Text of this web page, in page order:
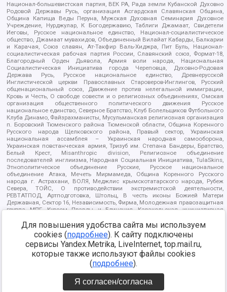
Национал-большевистская партия, ВЕК РА, Рада земли Кубанской Духовно
Родовой Державы Русь, организация Асгардская Славянская Община,
Община Капища Веды Перуна, Мужская Духовная Семинария Духовное
Учреждение, Нурджулар, К Богодержавию, Таблиги Джамаат, Свидетели
Иеговы, Русское национальное единство, Национал-социалистическое
общество, Джамаат мувахидов, Объединенный Вилайат Кабарды, Балкарии
и Карачая, Союз славян, Ат-Такфир Валь-Хиджра, Пит Буль, Национал-
социалистическая рабочая партия России, Славянский союз, Формат-18,
Благородный Орден Дьявола, Армия воли народа, Национальная
Социалистическая Инициатива города Череповца, Духовно-Родовая
Держава Русь, Русское национальное единство, Древнерусской
Инглистической церкви Православных Староверов-Инглингов, Русский
общенациональный союз, Движение против нелегальной иммиграции,
Кровь и Честь, О свободе совести и о религиозных объединениях, Омская
организация общественного политического движения Русское
национальное единство, Северное Братство, Клуб Болельщиков Футбольного
Клуба Динамо, Файзрахманисты, Мусульманская религиозная организация
п. Боровский Тюменского района Тюменской области, Община Коренного
Русского народа Щелковского района, Правый сектор, Украинская
национальная ассамблея – Украинская народная самооборона,
Украинская повстанческая армия, Тризуб им. Степана Бандеры, Братство,
Белый Крест, Misanthropic division, Религиозное объединение
последователей инглиизма, Народная Социальная Инициатива, TulaSkins,
Этнополитическое объединение Русские, Русское национальное
объединение Атака, Мечеть Мирмамеда, Община Коренного Русского
народа г. Астрахани, ВОЛЯ, Меджлис крымскотатарского народа, Рубеж
Севера, ТОЙС, О противодействии экстремистской деятельности,
РЕВТАТПОД, Артподготовка, Штольц, В честь иконы Божией Матери
Державная, Сектор 16, Независимость, Фирма, Молодежная правозащитная
группа МПГ, Курсом Правды и Единения, Каракольская инициативная
Благотворительный пансионат Ак Умут, Русская республика Русь,
Арестантское уголовное единство, Башкорт, Нация и свобода, W.H.С., Фалунь
Дафа, Иртыш Ultras, Русский Патриотический клуб-Новокузнецк/РПК,
Сибирский державный союз, Фонд борьбы с коррупцией, Фонд защиты прав
граждан, Штабы Навального, Совет граждан СССР Прикубанского округа г.
https://minjust.gov.ru/ru/documents/7822/
Для повышения удобства сайта мы используем
cookies (подробнее). К сайту подключены
сервисы Yandex.Metrika, LiveInternet, top.mail.ru,
которые также используют файлы cookies
(подробнее).
Я согласен/согласна